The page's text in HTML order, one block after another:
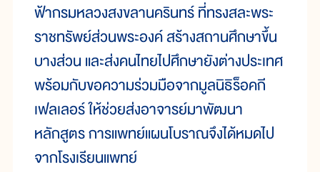
ฟ้ากรมหลวงสงขลานครินทร์ ที่ทรงสละพระ
ราชทรัพย์ส่วนพระองค์ สร้างสถานศึกษาขึ้น
บางส่วน และส่งคนไทยไปศึกษายังต่างประเทศ
พร้อมกับขอความร่วมมือจากมูลนิธิร็อคกี
เฟลเลอร์ ให้ช่วยส่งอาจารย์มาพัฒนา
หลักสูตร การแพทย์แผนโบราณจึงได้หมดไป
จากโรงเรียนแพทย์